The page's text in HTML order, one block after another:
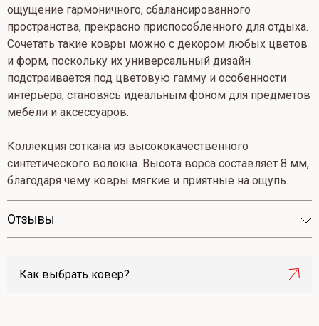
ощущение гармоничного, сбалансированного
пространства, прекрасно приспособленного для отдыха.
Сочетать такие ковры можно с декором любых цветов
и форм, поскольку их универсальный дизайн
подстраивается под цветовую гамму и особенности
интерьера, становясь идеальным фоном для предметов
мебели и аксессуаров.
Коллекция соткана из высококачественного
синтетического волокна. Высота ворса составляет 8 мм,
благодаря чему ковры мягкие и приятные на ощупь.
Отзывы
Как выбрать ковер?